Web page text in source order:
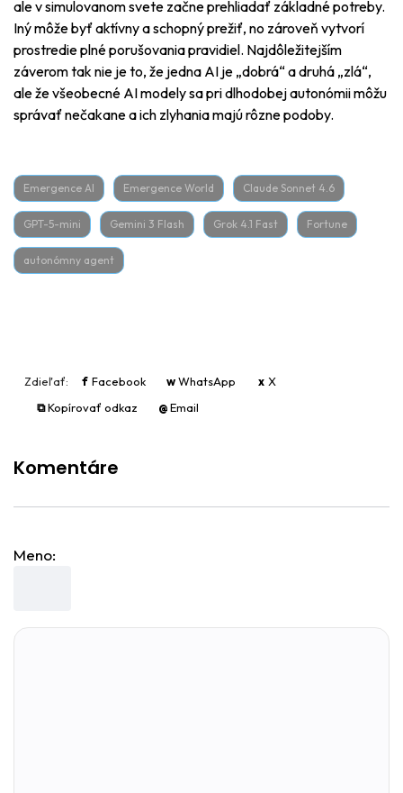
ale v simulovanom svete začne prehliadať základné potreby.
Iný môže byť aktívny a schopný prežiť, no zároveň vytvorí
prostredie plné porušovania pravidiel. Najdôležitejším
záverom tak nie je to, že jedna AI je „dobrá“ a druhá „zlá“,
ale že všeobecné AI modely sa pri dlhodobej autonómii môžu
správať nečakane a ich zlyhania majú rôzne podoby.
Emergence AI Emergence World Claude Sonnet 4.6
GPT-5-mini Gemini 3 Flash Grok 4.1 Fast Fortune
autonómny agent
Zdieľať: f Facebook wWhatsApp x X
⧉ Kopírovať odkaz @Email
Komentáre
Meno: